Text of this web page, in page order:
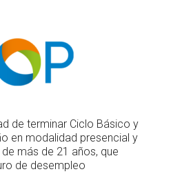
de terminar Ciclo Básico y
en modalidad presencial y
más de 21 años, que
de desempleo